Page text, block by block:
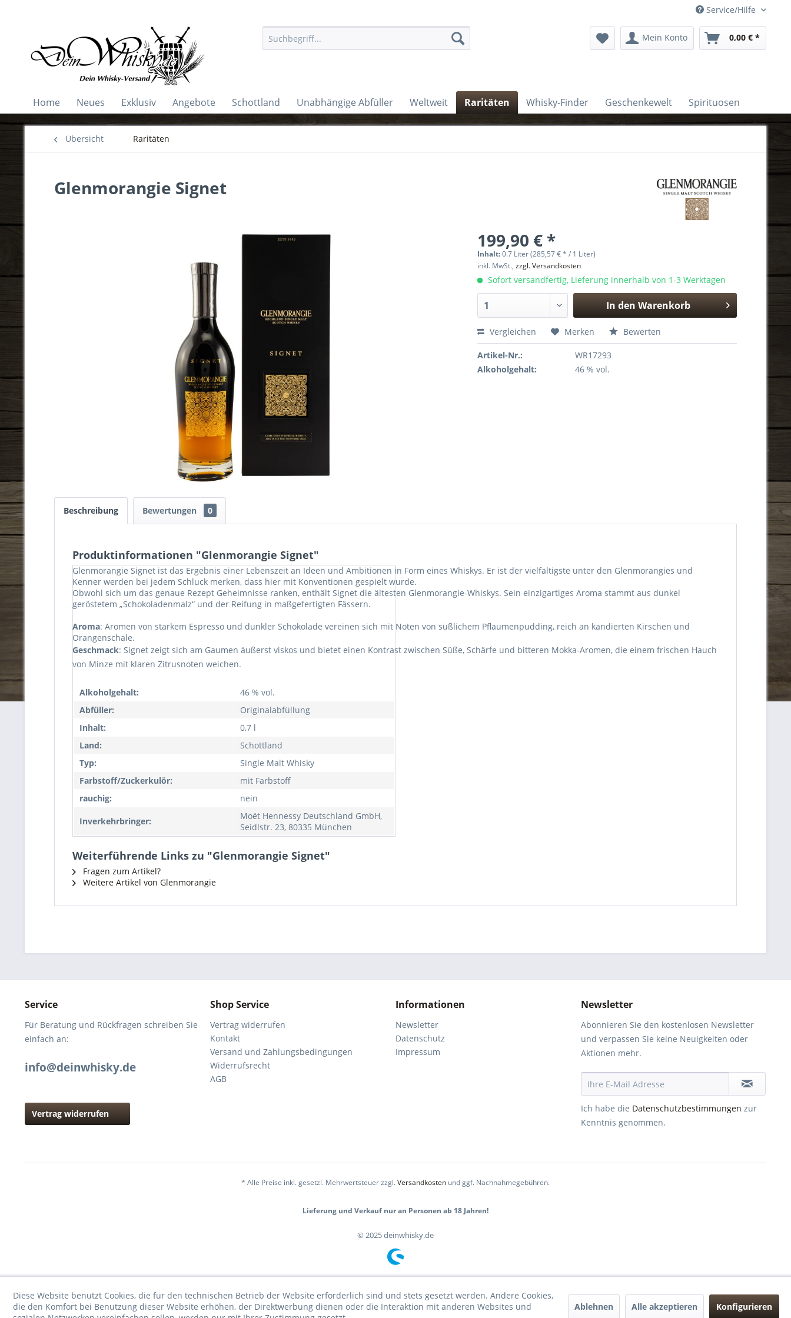
Service/Hilfe
Mein Konto 0,00 € *
Home Neues Exklusiv Angebote Schottland Unabhängige Abfüller Weltweit Raritäten Whisky-Finder Geschenkewelt Spirituosen
Übersicht Raritäten
Glenmorangie Signet
199,90 € *
Inhalt:0.7 Liter (285,57 € * / 1 Liter)
inkl. MwSt.,zzgl. Versandkosten
Sofort versandfertig, Lieferung innerhalb von 1-3 Werktagen
In den Warenkorb
Hinzugefügt
Vergleichen Merken Bewerten
Artikel-Nr.:
WR17293
Alkoholgehalt:
46 % vol.
Beschreibung Bewertungen 0
Produktinformationen "Glenmorangie Signet"
Glenmorangie Signet ist das Ergebnis einer Lebenszeit an Ideen und Ambitionen in Form eines Whiskys. Er ist der vielfältigste unter den Glenmorangies und
Kenner werden bei jedem Schluck merken, dass hier mit Konventionen gespielt wurde.
Obwohl sich um das genaue Rezept Geheimnisse ranken, enthält Signet die ältesten Glenmorangie-Whiskys. Sein einzigartiges Aroma stammt aus dunkel
geröstetem „Schokoladenmalz“ und der Reifung in maßgefertigten Fässern.
Aroma: Aromen von starkem Espresso und dunkler Schokolade vereinen sich mit Noten von süßlichem Pflaumenpudding, reich an kandierten Kirschen und
Orangenschale.
Geschmack: Signet zeigt sich am Gaumen äußerst viskos und bietet einen Kontrast zwischen Süße, Schärfe und bitteren Mokka-Aromen, die einem frischen Hauch
von Minze mit klaren Zitrusnoten weichen.
Alkoholgehalt:
46 % vol.
Abfüller:
Originalabfüllung
Inhalt:
0,7 l
Land:
Schottland
Typ:
Single Malt Whisky
Farbstoff/Zuckerkulör:
mit Farbstoff
rauchig:
nein
Inverkehrbringer:
Moët Hennessy Deutschland GmbH,
Seidlstr. 23, 80335 München
Weiterführende Links zu "Glenmorangie Signet"
Fragen zum Artikel?
Weitere Artikel von Glenmorangie
Service
Für Beratung und Rückfragen schreiben Sie
einfach an:
info@deinwhisky.de
Vertrag widerrufen
Shop Service
Vertrag widerrufen
Kontakt
Versand und Zahlungsbedingungen
Widerrufsrecht
AGB
Informationen
Newsletter
Datenschutz
Impressum
Newsletter
Abonnieren Sie den kostenlosen Newsletter
und verpassen Sie keine Neuigkeiten oder
Aktionen mehr.
Ich habe die Datenschutzbestimmungen zur
Kenntnis genommen.
* Alle Preise inkl. gesetzl. Mehrwertsteuer zzgl.Versandkosten und ggf. Nachnahmegebühren.
Lieferung und Verkauf nur an Personen ab 18 Jahren!
© 2025 deinwhisky.de
Diese Website benutzt Cookies, die für den technischen Betrieb der Website erforderlich sind und stets gesetzt werden. Andere Cookies,
die den Komfort bei Benutzung dieser Website erhöhen, der Direktwerbung dienen oder die Interaktion mit anderen Websites und
Ablehnen Alle akzeptieren Konfigurieren